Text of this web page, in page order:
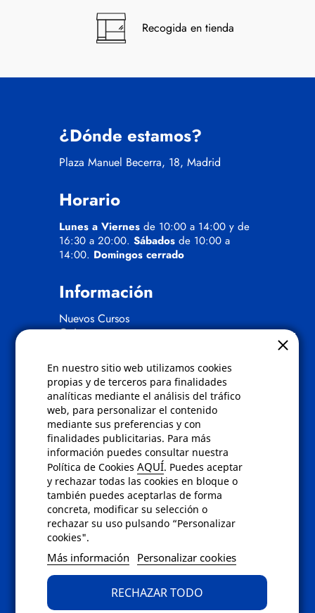
En nuestro sitio web utilizamos cookies
propias y de terceros para finalidades
analíticas mediante el análisis del tráfico
web, para personalizar el contenido
mediante sus preferencias y con
finalidades publicitarias. Para más
información puedes consultar nuestra
Política de CookiesAQUÍ. Puedes aceptar
y rechazar todas las cookies en bloque o
también puedes aceptarlas de forma
concreta, modificar su selección o
rechazar su uso pulsando “Personalizar
cookies".
Más información Personalizar cookies
RECHAZAR TODO
Recogida en tienda
¿Dónde estamos?
Plaza Manuel Becerra, 18, Madrid
Horario
Lunes a Viernes de 10:00 a 14:00 y de
16:30 a 20:00. Sábados de 10:00 a
14:00. Domingos cerrado
Información
Nuevos Cursos
Quienes somos
Políticas
Condiciones de compra
Aviso de privacidad
Cookies
Bajas comunicados comerciales
Derecho de desistimiento
Preguntas frecuentes
Contacto
Envíanos un email a
bien rellena nuestroformulario de
contacto